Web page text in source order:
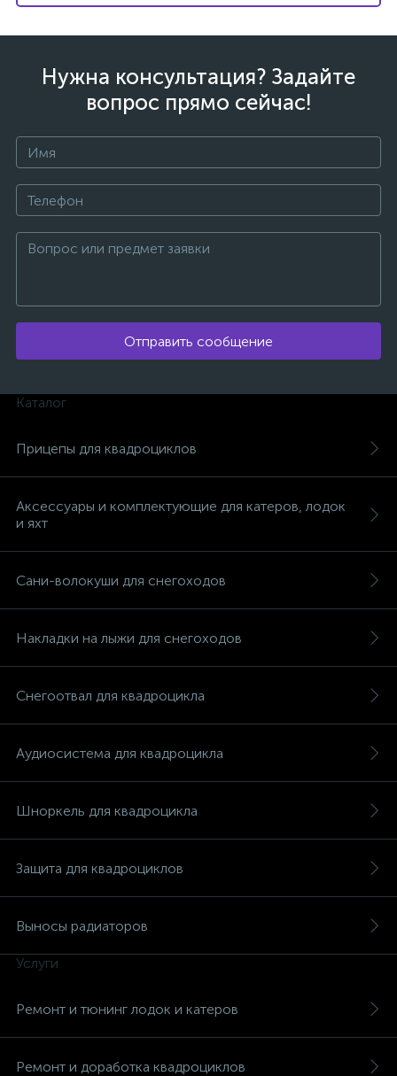
Нужна консультация? Задайте
вопрос прямо сейчас!
Отправить сообщение
Каталог
Прицепы для квадроциклов
Аксессуары и комплектующие для катеров, лодок
и яхт
Сани-волокуши для снегоходов
Накладки на лыжи для снегоходов
Снегоотвал для квадроцикла
Аудиосистема для квадроцикла
Шноркель для квадроцикла
Защита для квадроциклов
Выносы радиаторов
Услуги
Ремонт и тюнинг лодок и катеров
Ремонт и доработка квадроциклов